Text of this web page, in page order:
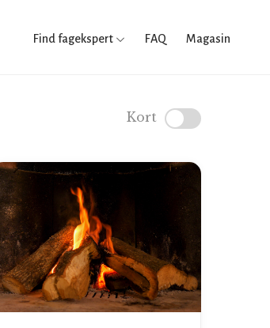
Find fagekspert FAQ Magasin
Kort